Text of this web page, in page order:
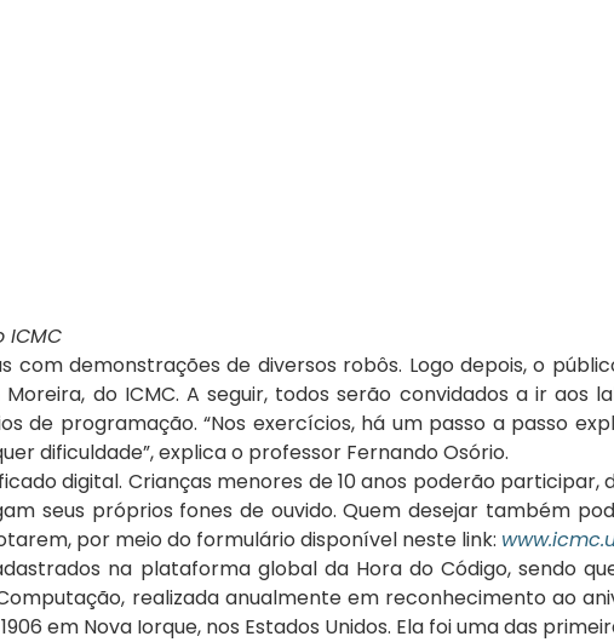
ICMC
com demonstrações de diversos robôs. Logo depois, o
do ICMC. A seguir, todos serão convidados a ir aos
programação. “Nos exercícios, há um passo a passo
dificuldade”, explica o professor Fernando Osório.
digital. Crianças menores de 10 anos poderão participar,
seus próprios fones de ouvido. Quem desejar também
por meio do formulário disponível neste link:
na plataforma global da Hora do Código, sendo
realizada anualmente em reconhecimento ao
em Nova Iorque, nos Estados Unidos. Ela foi uma das